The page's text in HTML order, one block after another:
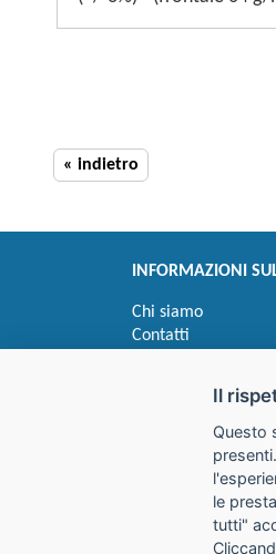
« indietro
INFORMAZIONI
Chi siamo
Contatti
Impostazioni cookie
I prezzi indicati si
Il
Questo
le
tutti"